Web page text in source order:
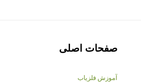
صفحات اصلی
آموزش فلزیاب